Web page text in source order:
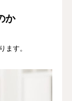
か
ます。